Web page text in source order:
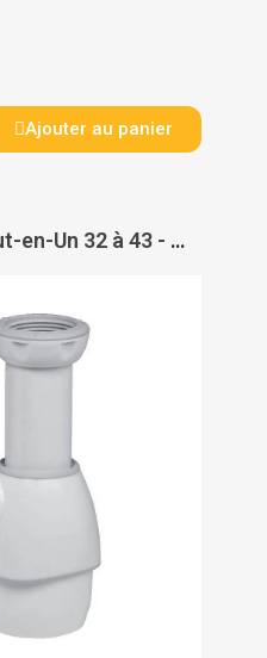
Ajouter au panier
Siphon universel Tout-en-Un 32 à 43 - WIRQUIN PRO